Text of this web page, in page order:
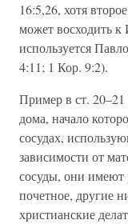
16:5,26, хотя
может восходить к
используется
4:11; 1 Кор. 9:2).
Пример в ст. 20–21
дома, начало
сосудах,
зависимости от
сосуды, они имеют
почетное, другие
христианские